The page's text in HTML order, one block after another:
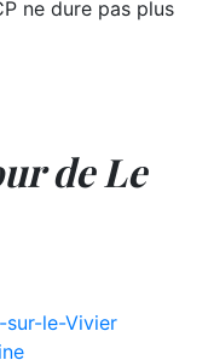
ne dure pas plus
de Le
sur-le-Vivier